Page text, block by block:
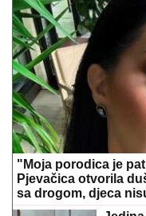
"Moja porodica je
Pjevačica otvorila
sa drogom, djeca